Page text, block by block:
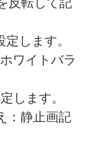
します。
ワイトバラ
します。
：静止画記